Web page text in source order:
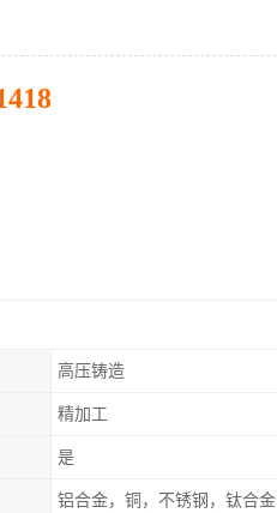
高压铸造
精加工
是
铝合金，铜，不锈钢，钛合金